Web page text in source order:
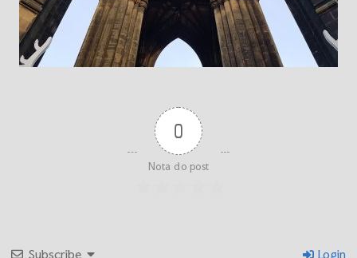
0
Nota do post
Subscribe Login